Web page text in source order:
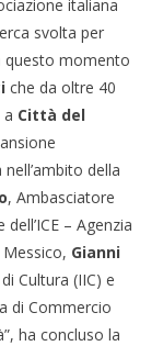
italiana
svolta per
questo momento
che da oltre 40
Città del
della
, Ambasciatore
– Agenzia
Gianni
Cultura (IIC) e
di Commercio
ha concluso la